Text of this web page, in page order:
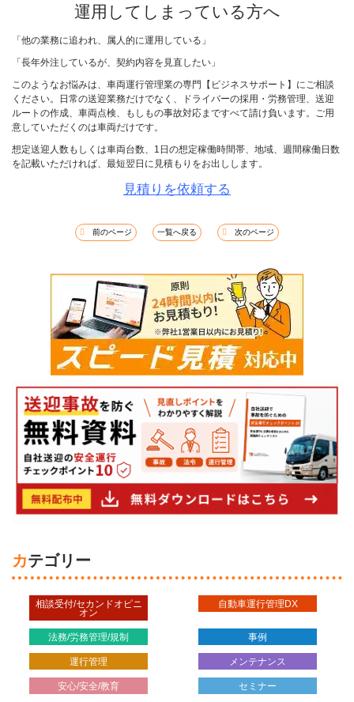
運用してしまっている方へ
「他の業務に追われ、属人的に運用している」
「長年外注しているが、契約内容を見直したい」
このようなお悩みは、車両運行管理業の専門【ビジネスサポート】にご相談
ください。日常の送迎業務だけでなく、ドライバーの採用・労務管理、送迎
ルートの作成、車両点検、もしもの事故対応まですべて請け負います。ご用
意していただくのは車両だけです。
想定送迎人数もしくは車両台数、1日の想定稼働時間帯、地域、週間稼働日数
を記載いただければ、最短翌日に見積もりをお出しします。
見積りを依頼する
前のページ 一覧へ戻る 次のページ
カテゴリー
相談受付/セカンドオピニ
オン
自動車運行管理DX
法務/労務管理/規制 事例
運行管理 メンテナンス
安心/安全/教育 セミナー